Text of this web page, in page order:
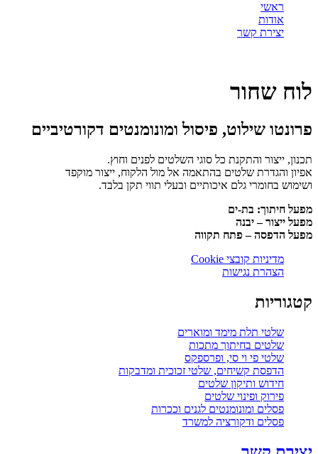
ראשי
אודות
יצירת קשר
לוח שחור
פרונטו שילוט, פיסול ומונומנטים דקורטיביים
תכנון, ייצור והתקנת כל סוגי השלטים לפנים וחוץ.
אפיון והגדרת שלטים בהתאמה אל מול הלקוח, ייצור מוקפד
ושימוש בחומרי גלם איכותיים ובעלי תווי תקן בלבד.
מפעל חיתוך: בת-ים
מפעל ייצור – יבנה
מפעל הדפסה – פתח תקווה
מדיניות קובצי Cookie
הצהרת נגישות
קטגוריות
שלטי תלת מימד ומוארים
שלטים בחיתוך מתכות
שלטי פי וי סי, ופרספקס
הדפסת קשיחים, שלטי זכוכית ומדבקות
חידוש ותיקון שלטים
פירוק ופינוי שלטים
פסלים ומונומנטים לגנים וככרות
פסלים ודקורציה למשרד